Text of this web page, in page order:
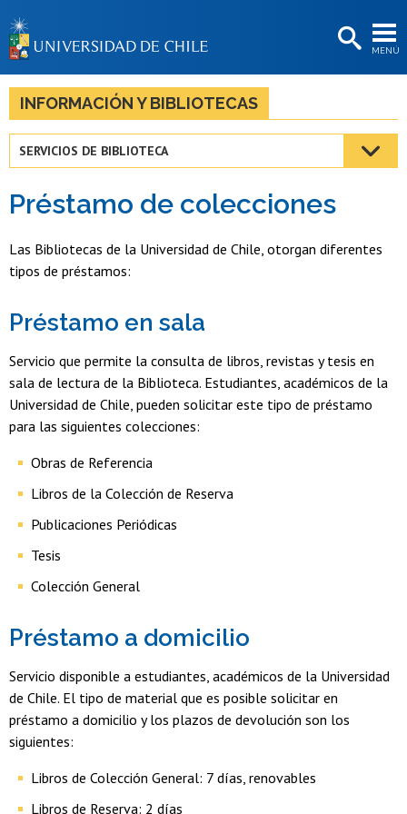
MENÚ
BIBLIOTECAS
LA UNIVERSIDAD
Estudiantes
Académicas/os
Funcionarias/os
INFORMACIÓN Y BIBLIOTECAS
SERVICIOS DE BIBLIOTECA
Préstamo de colecciones
Las Bibliotecas de la Universidad de Chile, otorgan diferentes
tipos de préstamos:
Préstamo en sala
Servicio que permite la consulta de libros, revistas y tesis en
sala de lectura de la Biblioteca. Estudiantes, académicos de la
Universidad de Chile, pueden solicitar este tipo de préstamo
para las siguientes colecciones:
Obras de Referencia
Libros de la Colección de Reserva
Publicaciones Periódicas
Tesis
Colección General
Préstamo a domicilio
Servicio disponible a estudiantes, académicos de la Universidad
de Chile. El tipo de material que es posible solicitar en
préstamo a domicilio y los plazos de devolución son los
siguientes:
Libros de Colección General: 7 días, renovables
Libros de Reserva: 2 días